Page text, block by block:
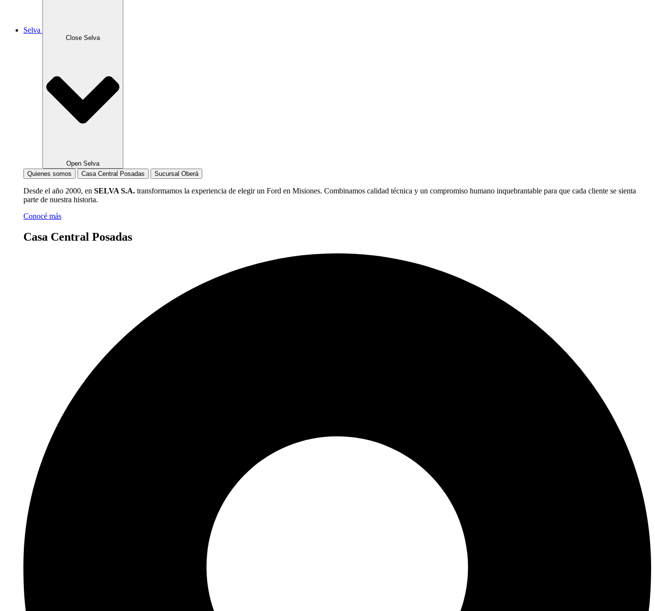
Selva
Close Selva
Open Selva
Quienes somos
Casa Central Posadas Sucursal Oberá
Desde el año 2000, en SELVA S.A. transformamos la experiencia de elegir un Ford en Misiones. Combinamos calidad técnica y un compromiso humano inquebrantable para que cada cliente se sienta
parte de nuestra historia.
Conocé más
Casa Central Posadas